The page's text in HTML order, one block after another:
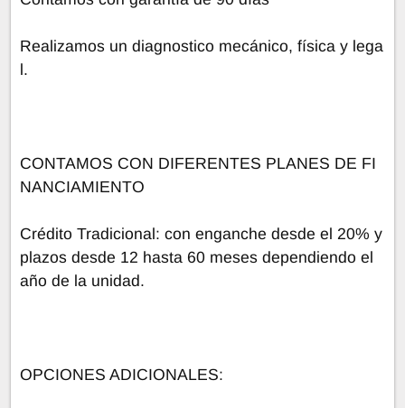
Realizamos un diagnostico mecánico, física y lega
l.
CONTAMOS CON DIFERENTES PLANES DE FI
NANCIAMIENTO
Crédito Tradicional: con enganche desde el 20% y
plazos desde 12 hasta 60 meses dependiendo el
año de la unidad.
OPCIONES ADICIONALES: